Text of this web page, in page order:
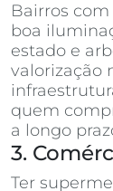
Bairros
boa
estado e
valorização
quem
a longo
3.
Ter